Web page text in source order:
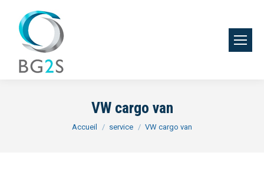
VW cargo van
Vous êtes ici :
Accueil service VW cargo van